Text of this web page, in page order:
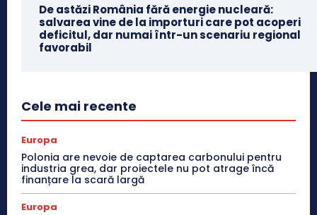
De astăzi România fără energie nucleară:
salvarea vine de la importuri care pot acoperi
deficitul, dar numai într-un scenariu regional
favorabil
Cele mai recente
Europa
Polonia are nevoie de captarea carbonului pentru
industria grea, dar proiectele nu pot atrage încă
finanțare la scară largă
Europa